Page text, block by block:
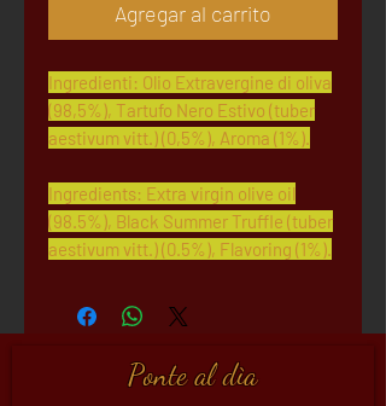
Agregar al carrito
Ingredienti: Olio Extravergine di oliva
(98,5%), Tartufo Nero Estivo (tuber
aestivum vitt.) (0,5%), Aroma (1%).
Ingredients: Extra virgin olive oil
(98.5%), Black Summer Truffle (tuber
aestivum vitt.) (0.5%), Flavoring (1%).
Ponte al dìa